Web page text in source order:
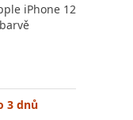
porovnání
iPhone 12
3 dnů